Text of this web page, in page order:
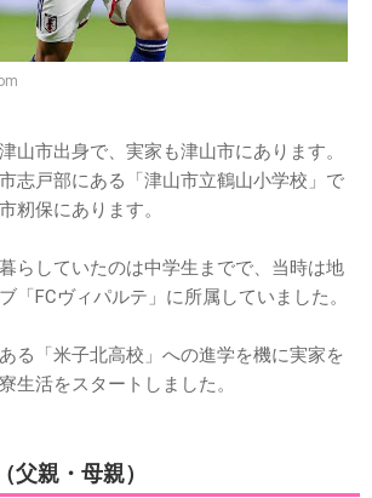
山市出身で、実家も津山市にあります。
志戸部にある「津山市立鶴山小学校」で
籾保にあります。
らしていたのは中学生までで、当時は地
「FCヴィパルテ」に所属していました。
る「米子北高校」への進学を機に実家を
生活をスタートしました。
父親・母親）